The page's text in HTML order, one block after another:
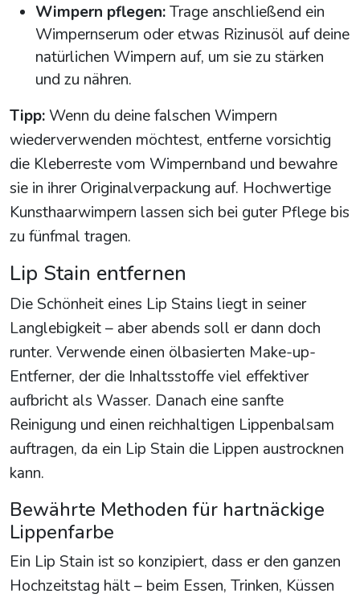
Wimpern pflegen:Trage anschließend ein
Wimpernserum oder etwas Rizinusöl auf deine
natürlichen Wimpern auf, um sie zu stärken
und zu nähren.
Tipp:Wenn du deine falschen Wimpern
wiederverwenden möchtest, entferne vorsichtig
die Kleberreste vom Wimpernband und bewahre
sie in ihrer Originalverpackung auf. Hochwertige
Kunsthaarwimpern lassen sich bei guter Pflege bis
zu fünfmal tragen.
Lip Stain entfernen
Die Schönheit eines Lip Stains liegt in seiner
Langlebigkeit – aber abends soll er dann doch
runter. Verwende einen ölbasierten Make-up-
Entferner, der die Inhaltsstoffe viel effektiver
aufbricht als Wasser. Danach eine sanfte
Reinigung und einen reichhaltigen Lippenbalsam
auftragen, da ein Lip Stain die Lippen austrocknen
kann.
Bewährte Methoden für hartnäckige
Lippenfarbe
Ein Lip Stain ist so konzipiert, dass er den ganzen
Hochzeitstag hält – beim Essen, Trinken, Küssen